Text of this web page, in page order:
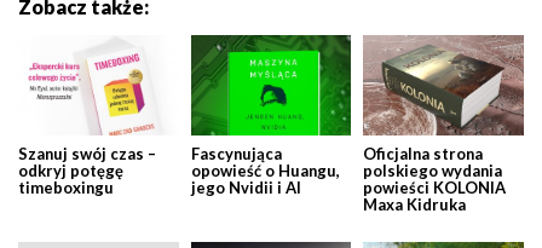
Zobacz także:
Szanuj swój czas –
odkryj potęgę
timeboxingu
Fascynująca
opowieść o Huangu,
jego Nvidii i AI
Oficjalna strona
polskiego wydania
powieści KOLONIA
Maxa Kidruka